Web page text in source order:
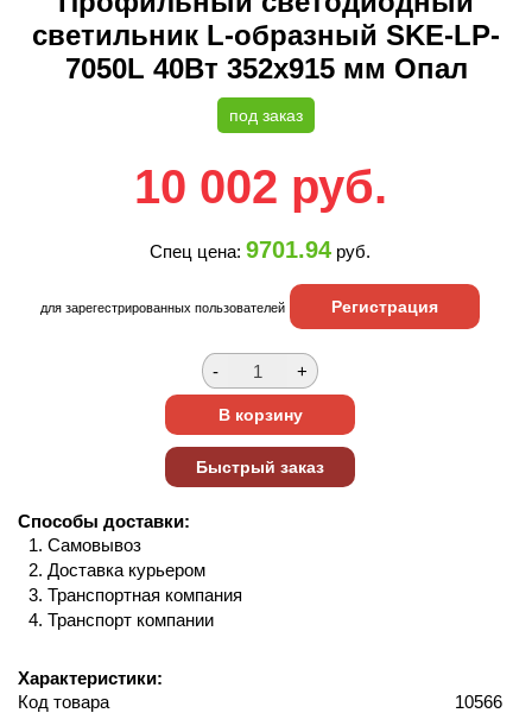
светильник L-образный SKE-LP-
7050L 40Вт 352x915 мм Опал
под заказ
10 002 руб.
Спец цена: 9701.94 руб.
для зарегестрированных пользователей Регистрация
Способы доставки:
Самовывоз
Доставка курьером
Транспортная компания
Транспорт компании
Характеристики:
Код товара
10566